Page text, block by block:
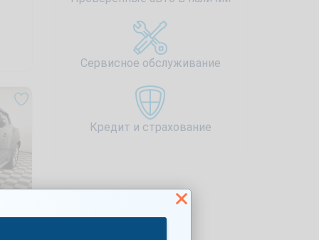
Сервисное обслуживание
Кредит и страхование